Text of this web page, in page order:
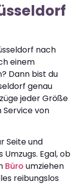
nach
einem
Dann bist du
genau
jeder Größe
Service von
Seite und
Egal, ob
Büro umziehen
reibungslos